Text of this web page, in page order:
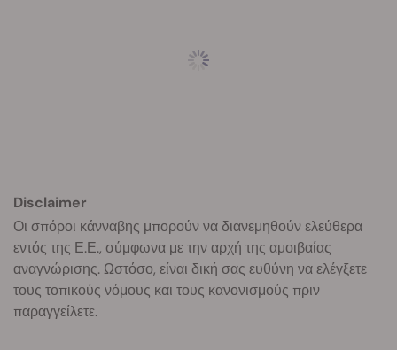
Disclaimer
Οι σπόροι κάνναβης μπορούν να διανεμηθούν ελεύθερα
εντός της Ε.Ε., σύμφωνα με την αρχή της αμοιβαίας
αναγνώρισης. Ωστόσο, είναι δική σας ευθύνη να ελέγξετε
τους τοπικούς νόμους και τους κανονισμούς πριν
παραγγείλετε.